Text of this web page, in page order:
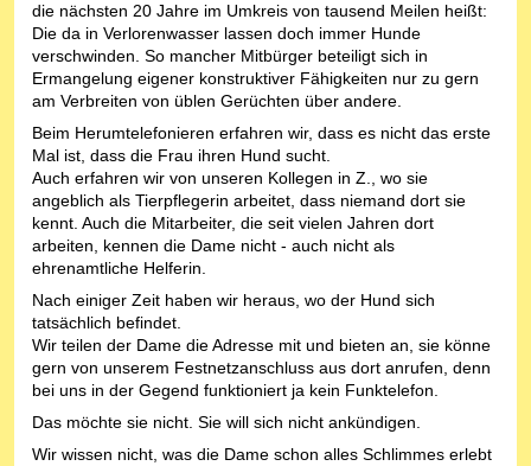
die nächsten 20 Jahre im Umkreis von tausend Meilen heißt:
Die da in Verlorenwasser lassen doch immer Hunde
verschwinden. So mancher Mitbürger beteiligt sich in
Ermangelung eigener konstruktiver Fähigkeiten nur zu gern
am Verbreiten von üblen Gerüchten über andere.
Beim Herumtelefonieren erfahren wir, dass es nicht das erste
Mal ist, dass die Frau ihren Hund sucht.
Auch erfahren wir von unseren Kollegen in Z., wo sie
angeblich als Tierpflegerin arbeitet, dass niemand dort sie
kennt. Auch die Mitarbeiter, die seit vielen Jahren dort
arbeiten, kennen die Dame nicht - auch nicht als
ehrenamtliche Helferin.
Nach einiger Zeit haben wir heraus, wo der Hund sich
tatsächlich befindet.
Wir teilen der Dame die Adresse mit und bieten an, sie könne
gern von unserem Festnetzanschluss aus dort anrufen, denn
bei uns in der Gegend funktioniert ja kein Funktelefon.
Das möchte sie nicht. Sie will sich nicht ankündigen.
Wir wissen nicht, was die Dame schon alles Schlimmes erlebt